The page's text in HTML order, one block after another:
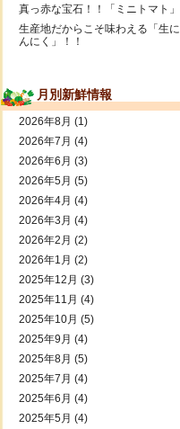
真っ赤な宝石！！「ミニトマト」
生産地だからこそ味わえる「生に
んにく」！！
月別新鮮情報
2026年8月 (1)
2026年7月 (4)
2026年6月 (3)
2026年5月 (5)
2026年4月 (4)
2026年3月 (4)
2026年2月 (2)
2026年1月 (2)
2025年12月 (3)
2025年11月 (4)
2025年10月 (5)
2025年9月 (4)
2025年8月 (5)
2025年7月 (4)
2025年6月 (4)
2025年5月 (4)